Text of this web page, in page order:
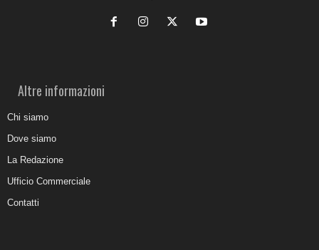
Altre informazioni
Chi siamo
Dove siamo
La Redazione
Ufficio Commerciale
Contatti